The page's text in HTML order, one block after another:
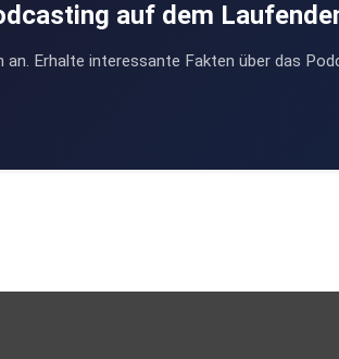
auf dem
Erhalte interessante Fakten über das